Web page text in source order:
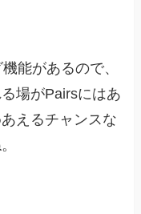
能があるので、
場がPairsにはあ
えるチャンスな